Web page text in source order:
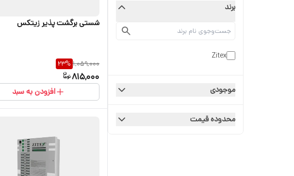
برند
Zitex
موجودی
محدوده قیمت
شستی برگشت پذیر زیتکس
1,059,000
23%
815,000
افزودن به سبد